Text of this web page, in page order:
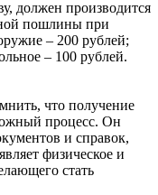
должен производится
пошлины при
– 200 рублей;
– 100 рублей.
что получение
процесс. Он
и справок,
физическое и
стать